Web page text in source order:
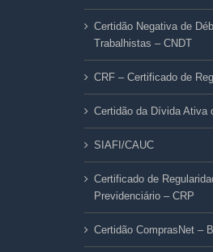
Certidão Negativa de
Trabalhistas – CNDT
CRF – Certificado de
Certidão da Dívida Ativa
SIAFI/CAUC
Certificado de
Previdenciário – CRP
Certidão ComprasNet –